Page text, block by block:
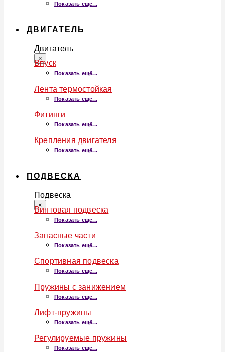
Показать ещё...
ДВИГАТЕЛЬ
Двигатель
×
Впуск
Показать ещё...
Лента термостойкая
Показать ещё...
Фитинги
Показать ещё...
Крепления двигателя
Показать ещё...
ПОДВЕСКА
Подвеска
×
Винтовая подвеска
Показать ещё...
Запасные части
Показать ещё...
Спортивная подвеска
Показать ещё...
Пружины с занижением
Показать ещё...
Лифт-пружины
Показать ещё...
Регулируемые пружины
Показать ещё...